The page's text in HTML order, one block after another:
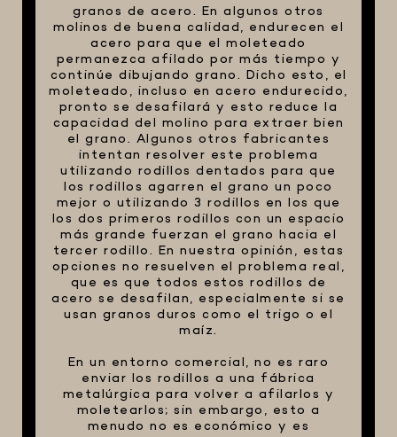
granos de acero. En algunos otros
molinos de buena calidad, endurecen el
acero para que el moleteado
permanezca afilado por más tiempo y
continúe dibujando grano. Dicho esto, el
moleteado, incluso en acero endurecido,
pronto se desafilará y esto reduce la
capacidad del molino para extraer bien
el grano. Algunos otros fabricantes
intentan resolver este problema
utilizando rodillos dentados para que
los rodillos agarren el grano un poco
mejor o utilizando 3 rodillos en los que
los dos primeros rodillos con un espacio
más grande fuerzan el grano hacia el
tercer rodillo. En nuestra opinión, estas
opciones no resuelven el problema real,
que es que todos estos rodillos de
acero se desafilan, especialmente si se
usan granos duros como el trigo o el
maíz.
En un entorno comercial, no es raro
enviar los rodillos a una fábrica
metalúrgica para volver a afilarlos y
moletearlos; sin embargo, esto a
menudo no es económico y es